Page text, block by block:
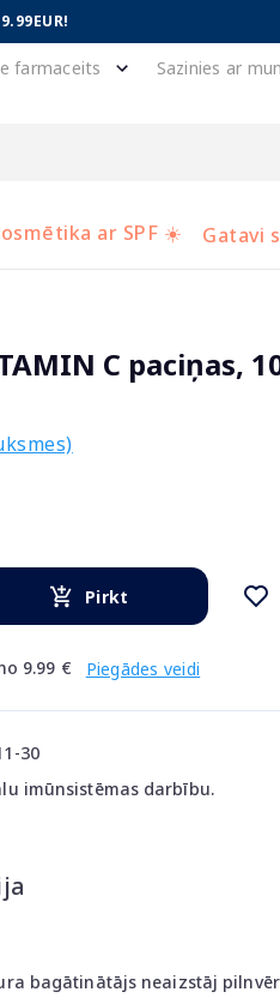
farmaceits Sazinies ar
ar SPF ☀️ Gatavi
C paciņas,
Pirkt
9.99 € Piegādes veidi
30
imūnsistēmas darbību.
bagātinātājs neaizstāj